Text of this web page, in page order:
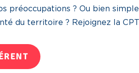
préoccupations ? Ou bien
du territoire ? Rejoignez la